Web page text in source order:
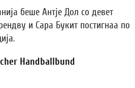
беше Антје Дол со девет
и Сара Букит постигнаа по
Handballbund